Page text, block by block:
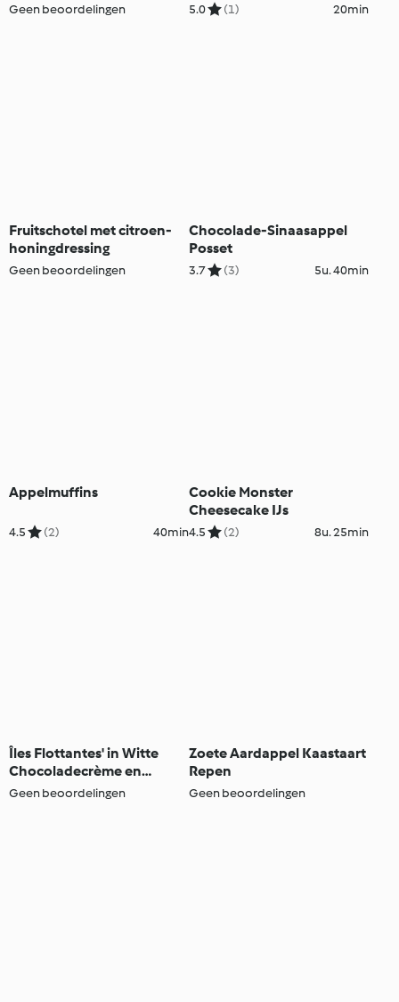
Geen beoordelingen 5.0 (1) 20min
Fruitschotel met citroen-
honingdressing
Geen beoordelingen
Chocolade-Sinaasappel
Posset
3.7 (3) 5u. 40min
Appelmuffins
4.5 (2) 40min
Cookie Monster
Cheesecake IJs
4.5 (2) 8u. 25min
Îles Flottantes' in Witte
Chocoladecrème en
Rozenwater
Geen beoordelingen
Zoete Aardappel Kaastaart
Repen
Geen beoordelingen